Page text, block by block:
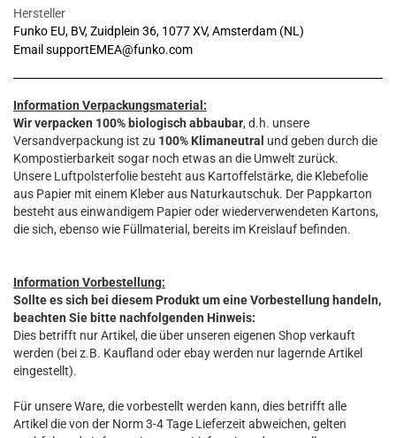
Hersteller
Funko EU, BV, Zuidplein 36, 1077 XV, Amsterdam (NL)
Email supportEMEA@funko.com
Information Verpackungsmaterial:
Wir verpacken 100% biologisch abbaubar, d.h. unsere
Versandverpackung ist zu 100% Klimaneutral und geben durch die
Kompostierbarkeit sogar noch etwas an die Umwelt zurück.
Unsere Luftpolsterfolie besteht aus Kartoffelstärke, die Klebefolie
aus Papier mit einem Kleber aus Naturkautschuk. Der Pappkarton
besteht aus einwandigem Papier oder wiederverwendeten Kartons,
die sich, ebenso wie Füllmaterial, bereits im Kreislauf befinden.
Information Vorbestellung:
Sollte es sich bei diesem Produkt um eine Vorbestellung handeln,
beachten Sie bitte nachfolgenden Hinweis:
Dies betrifft nur Artikel, die über unseren eigenen Shop verkauft
werden (bei z.B. Kaufland oder ebay werden nur lagernde Artikel
eingestellt).
Für unsere Ware, die vorbestellt werden kann, dies betrifft alle
Artikel die von der Norm 3-4 Tage Lieferzeit abweichen, gelten